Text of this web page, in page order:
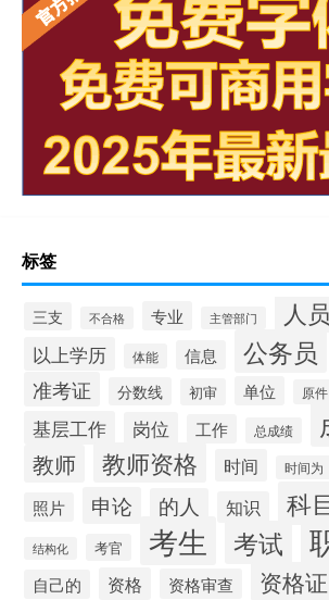
标签
三支 不合格 专业 主管部门 人员
以上学历 体能 信息 公务员
准考证 分数线 初审 单位 原件
基层工作 岗位 工作 总成绩
教师 教师资格 时间 时间为
照片 申论 的人 知识 科
结构化 考官 考生 考试
自己的 资格 资格审查 资格证